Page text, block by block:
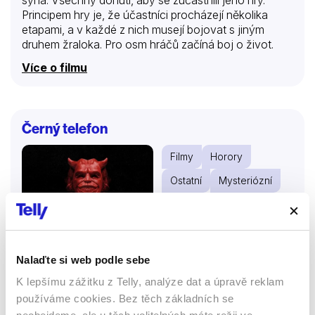
Nalaďte si web podle sebe
K lepšímu zážitku z Telly, analýze dat a úpravě reklam
používáme cookies. Bez těch základních se
Principem hry je, že účastníci procházejí několika
etapami, a v každé z nich musejí bojovat s jiným
druhem žraloka. Pro osm hráčů začíná boj o život.
Více o filmu
Černý telefon
Filmy
Horory
Ostatní
Mysteriózní